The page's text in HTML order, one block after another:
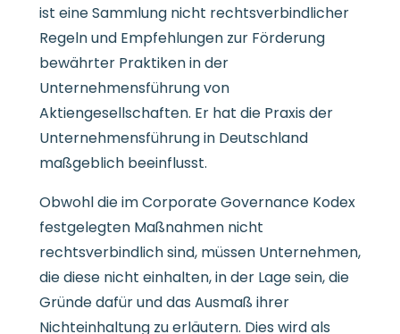
ist eine Sammlung nicht rechtsverbindlicher
Regeln und Empfehlungen zur Förderung
bewährter Praktiken in der
Unternehmensführung von
Aktiengesellschaften. Er hat die Praxis der
Unternehmensführung in Deutschland
maßgeblich beeinflusst.
Obwohl die im Corporate Governance Kodex
festgelegten Maßnahmen nicht
rechtsverbindlich sind, müssen Unternehmen,
die diese nicht einhalten, in der Lage sein, die
Gründe dafür und das Ausmaß ihrer
Nichteinhaltung zu erläutern. Dies wird als